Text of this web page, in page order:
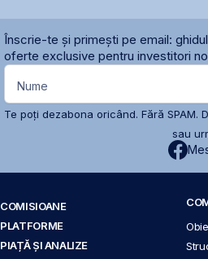
Înscrie-te și primești pe email:
oferte exclusive pentru investitori
Nume
Te poți dezabona oricând. Fără SPAM.
sau
COMISIOANE
PLATFORME
PIAȚĂ ȘI ANALIZE